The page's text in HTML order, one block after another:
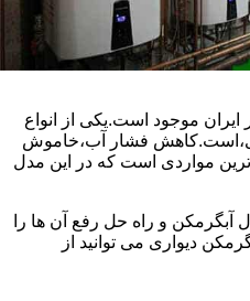
ایران موجود است.یکی از انواع
فشار آب،خاموش
مواردی است که در این مدل
آبگرمکن و راه حل رفع آن ها را
دیواری می توانید از